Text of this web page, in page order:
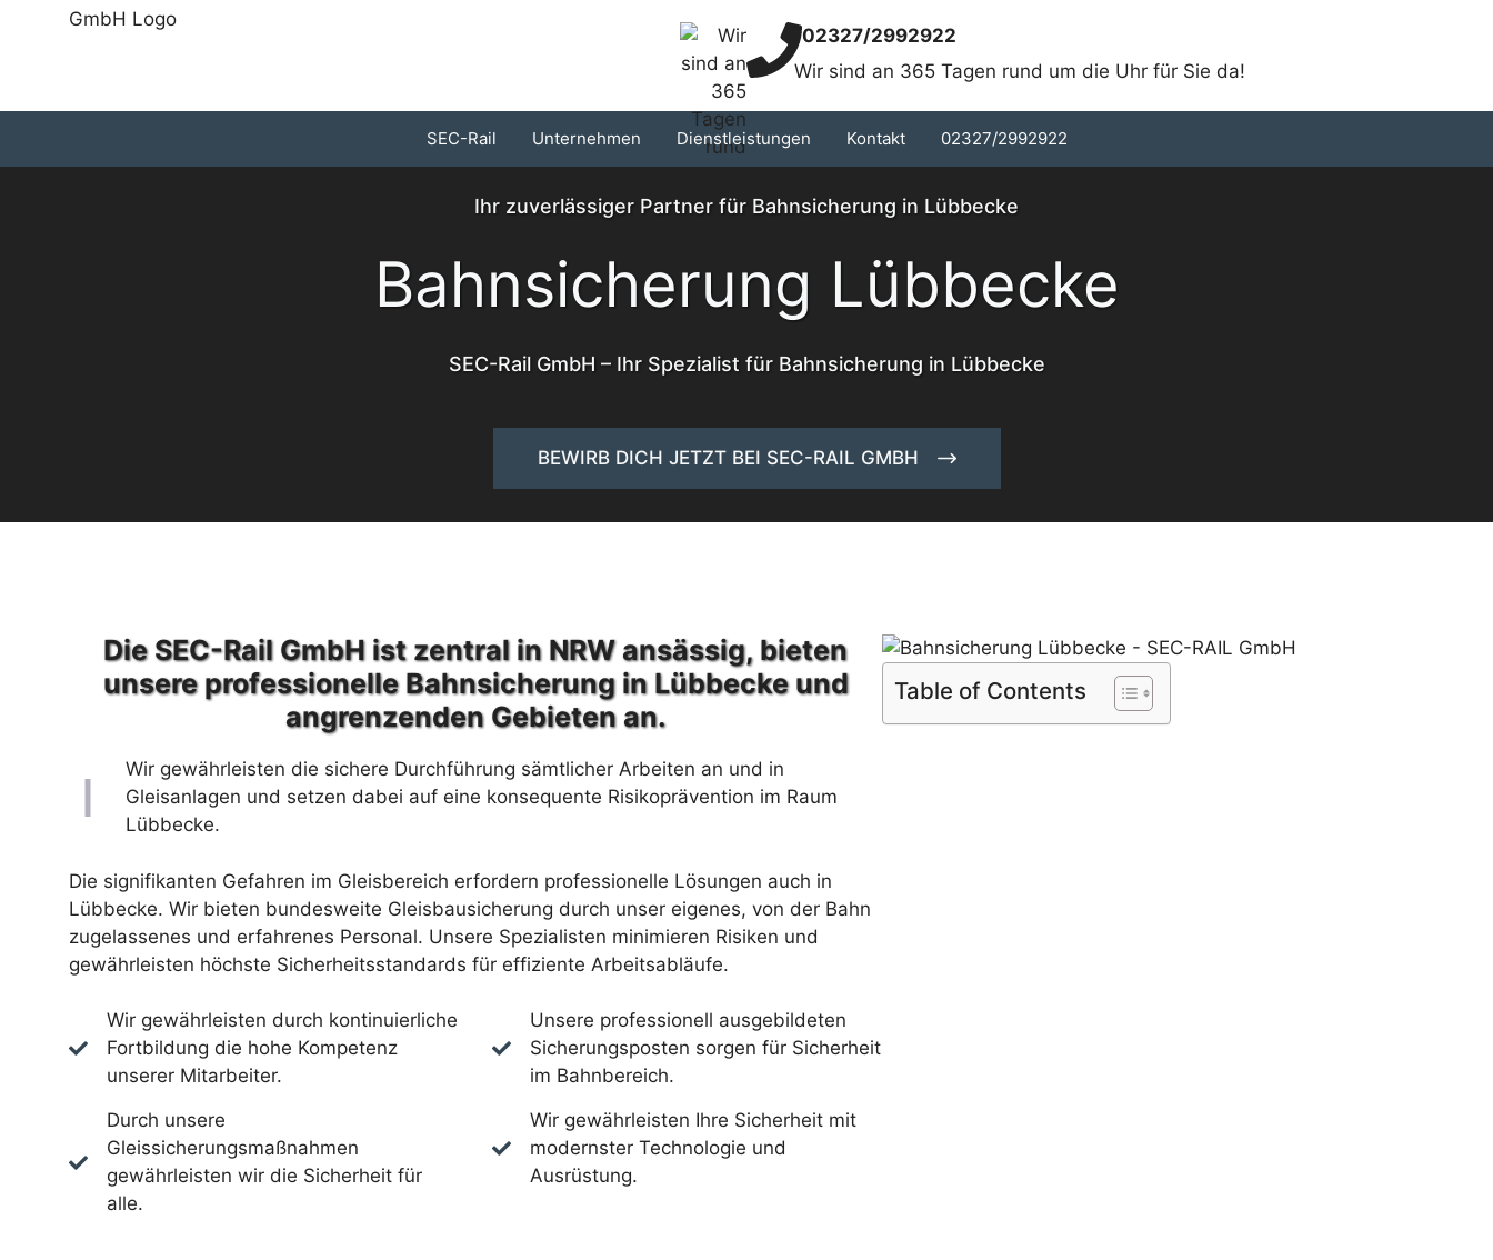
02327/2992922
Wir sind an 365 Tagen rund um die Uhr für Sie da!
SEC-Rail Unternehmen Dienstleistungen Kontakt 02327/2992922
Ihr zuverlässiger Partner für Bahnsicherung in Lübbecke
Bahnsicherung Lübbecke
SEC-Rail GmbH – Ihr Spezialist für Bahnsicherung in Lübbecke
BEWIRB DICH JETZT BEI SEC-RAIL GMBH
Die SEC-Rail GmbH ist zentral in NRW ansässig, bieten
unsere professionelle Bahnsicherung in Lübbecke und
angrenzenden Gebieten an.
Wir gewährleisten die sichere Durchführung sämtlicher Arbeiten an und in
Gleisanlagen und setzen dabei auf eine konsequente Risikoprävention im Raum
Lübbecke.
Die signifikanten Gefahren im Gleisbereich erfordern professionelle Lösungen auch in
Lübbecke. Wir bieten bundesweite Gleisbausicherung durch unser eigenes, von der Bahn
zugelassenes und erfahrenes Personal. Unsere Spezialisten minimieren Risiken und
gewährleisten höchste Sicherheitsstandards für effiziente Arbeitsabläufe.
Wir gewährleisten durch kontinuierliche
Fortbildung die hohe Kompetenz
unserer Mitarbeiter.
Durch unsere
Gleissicherungsmaßnahmen
gewährleisten wir die Sicherheit für
alle.
Unsere professionell ausgebildeten
Sicherungsposten sorgen für Sicherheit
im Bahnbereich.
Wir gewährleisten Ihre Sicherheit mit
modernster Technologie und
Ausrüstung.
Table of Contents